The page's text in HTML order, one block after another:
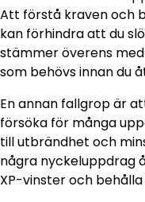
Att förstå kraven och
kan förhindra att du
stämmer överens
som behövs innan du
En annan fallgrop är
försöka för många
till utbrändhet och
några nyckeluppdrag
XP-vinster och